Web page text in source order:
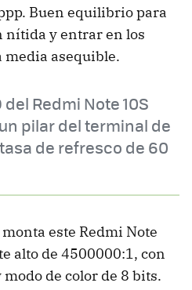
Buen equilibrio para
nítida y entrar en los
media asequible.
Redmi Note 10S
pilar del terminal de
de refresco de 60
este Redmi Note
alto de 4500000:1, con
modo de color de 8 bits.